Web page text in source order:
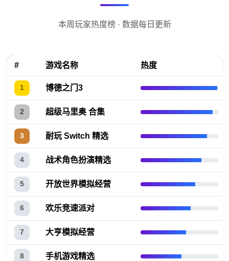
本周玩家热度榜 · 数据每日更新
# 游戏名称 热度
1 博德之门3
2 超级马里奥 合集
3 耐玩 Switch 精选
4 战术角色扮演精选
5 开放世界模拟经营
6 欢乐竞速派对
7 大亨模拟经营
8 手机游戏精选